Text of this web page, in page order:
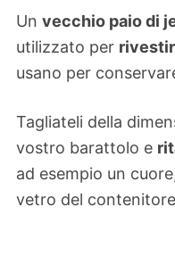
Un vecchio paio di
utilizzato per
usano per
Tagliateli della
vostro barattolo e
ad esempio un
vetro del